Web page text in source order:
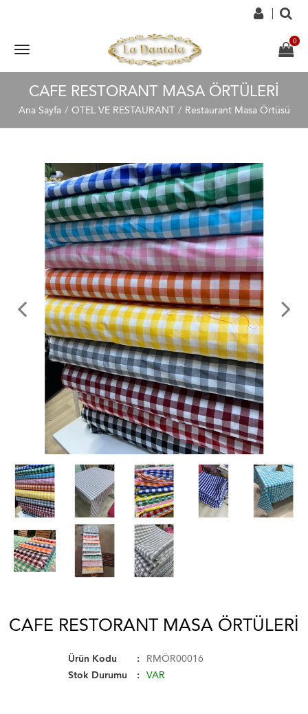
CAFE RESTORANT MASA ÖRTÜLERI
Ana Sayfa OTEL VE RESTAURANT Restaurant Masa Örtüsü
CAFE RESTORANT MASA ÖRTÜLERI
Ürün Kodu
RMÖR00016
Stok Durumu
VAR